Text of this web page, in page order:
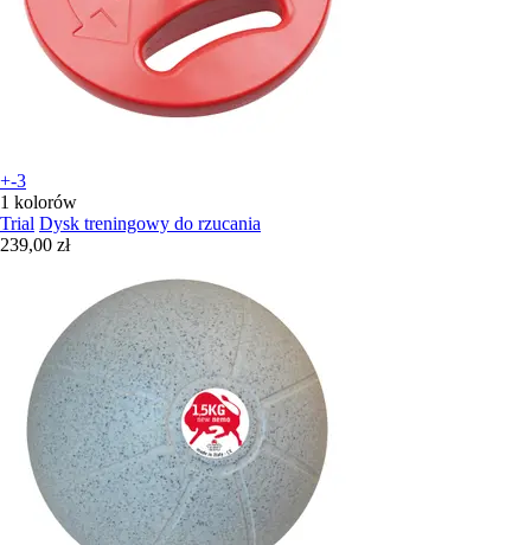
+-3
1 kolorów
Trial Dysk treningowy do rzucania
239,00 zł